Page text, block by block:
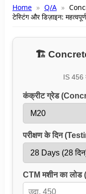
Home Q/A
टेस्टिंग और डिज़ाइन:
🏗️
IS 456
कंक्रीट ग्रेड
परीक्षण के दिन
CTM मशीन का लोड